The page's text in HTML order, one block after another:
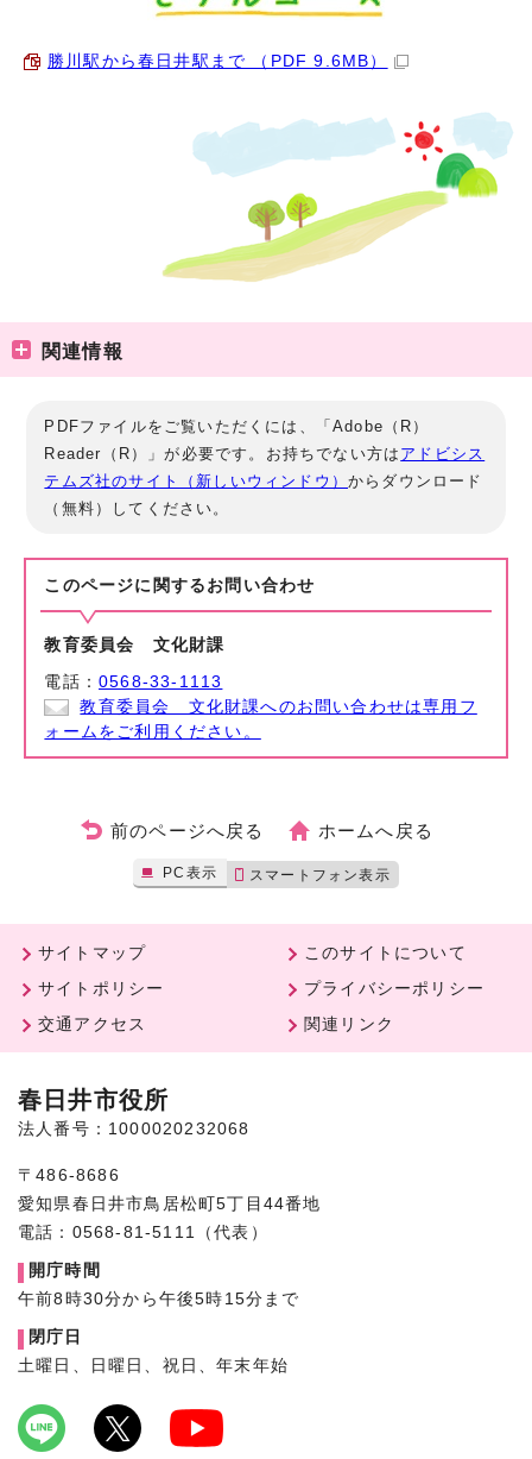
勝川駅から春日井駅まで （PDF 9.6MB）
関連情報
PDFファイルをご覧いただくには、「Adobe（R）
Reader（R）」が必要です。お持ちでない方は アドビシス
テムズ社のサイト（新しいウィンドウ）からダウンロード
（無料）してください。
このページに関する お問い合わせ
教育委員会 文化財課
電話：0568-33-1113
教育委員会 文化財課へのお問い合わせは専用フ
ォームをご利用ください。
前のページへ戻る ホームへ戻る
PC表示 スマートフォン表示
サイトマップ
このサイトについて
サイトポリシー
プライバシーポリシー
交通アクセス
関連リンク
春日井市役所
法人番号：1000020232068
〒486-8686
愛知県春日井市鳥居松町5丁目44番地
電話：0568-81-5111（代表）
開庁時間
午前8時30分から午後5時15分まで
閉庁日
土曜日、日曜日、祝日、年末年始